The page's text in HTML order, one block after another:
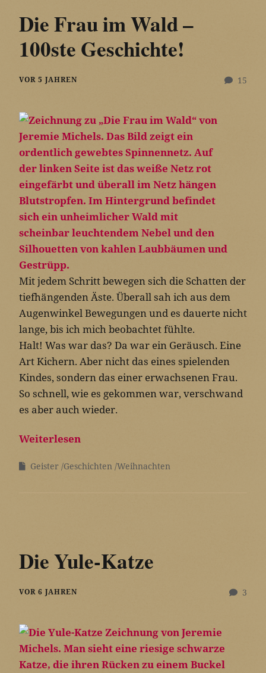
Die Frau im Wald –
100ste Geschichte!
15
VOR 5 JAHREN
Mit jedem Schritt bewegen sich die Schatten der
tiefhängenden Äste. Überall sah ich aus dem
Augenwinkel Bewegungen und es dauerte nicht
lange, bis ich mich beobachtet fühlte.
Halt! Was war das? Da war ein Geräusch. Eine
Art Kichern. Aber nicht das eines spielenden
Kindes, sondern das einer erwachsenen Frau.
So schnell, wie es gekommen war, verschwand
es aber auch wieder.
Weiterlesen
Geister Geschichten Weihnachten
Die Yule-Katze
3
VOR 6 JAHREN